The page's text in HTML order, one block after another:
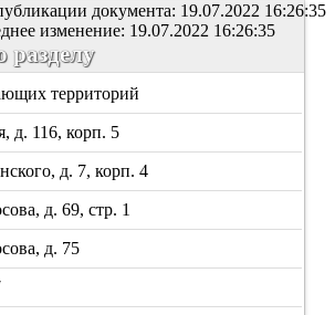
документа: 19.07.2022 16:26:35
изменение: 19.07.2022 16:26:35
разделу
территорий
д. 116, корп. 5
д. 7, корп. 4
д. 69, стр. 1
д. 75